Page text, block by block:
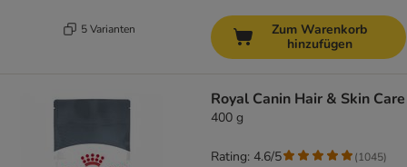
5 Varianten
Zum Warenkorb
hinzufügen
Royal Canin Hair & Skin Care
400 g
Rating: 4.6/5 (1045)